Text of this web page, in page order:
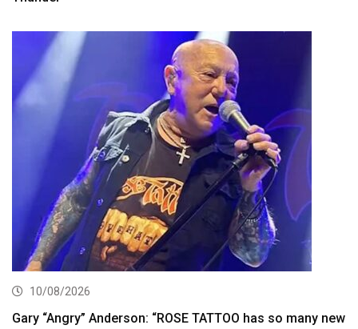
10/08/2026
Gary “Angry” Anderson: “ROSE TATTOO has so many new